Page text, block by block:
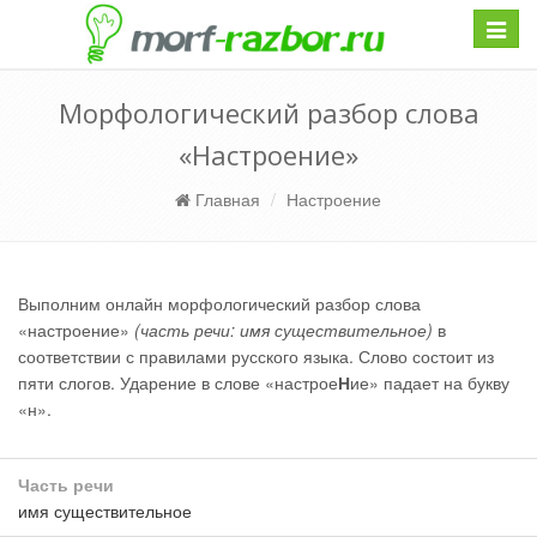
Морфологический разбор слова
«Настроение»
Главная Настроение
Выполним онлайн морфологический разбор слова
«настроение» (часть речи: имя существительное) в
соответствии с правилами русского языка. Слово состоит из
пяти слогов. Ударение в слове «настроеНие» падает на букву
«н».
Часть речи
имя существительное